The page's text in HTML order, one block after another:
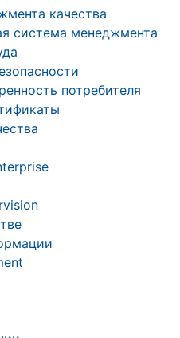
качества
система менеджмента
потребителя